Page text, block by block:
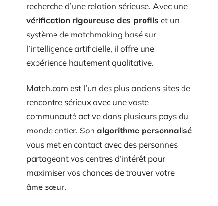
recherche d’une relation sérieuse. Avec une
vérification rigoureuse des profils et un
système de matchmaking basé sur
l’intelligence artificielle, il offre une
expérience hautement qualitative.
Match.com est l’un des plus anciens sites de
rencontre sérieux avec une vaste
communauté active dans plusieurs pays du
monde entier. Son algorithme personnalisé
vous met en contact avec des personnes
partageant vos centres d’intérêt pour
maximiser vos chances de trouver votre
âme sœur.